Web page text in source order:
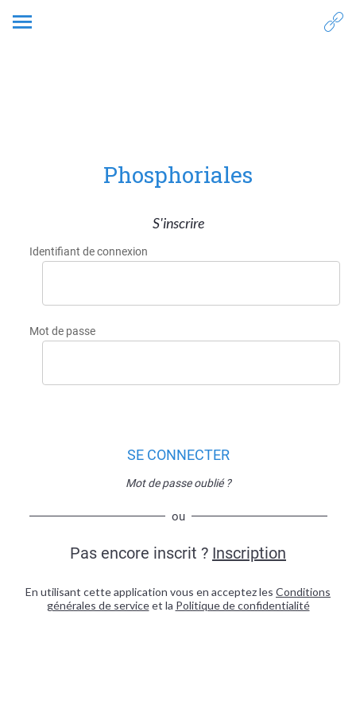
Phosphoriales
S'inscrire
Identifiant de connexion
Mot de passe
SE CONNECTER
Mot de passe oublié ?
ou
Pas encore inscrit ? Inscription
En utilisant cette application vous en acceptez les Conditions
générales de serviceet la Politique de confidentialité